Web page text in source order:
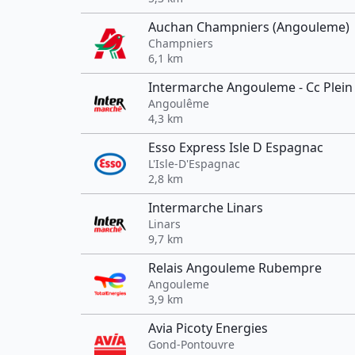
Auchan Champniers (Angouleme)
Champniers
6,1 km
Intermarche Angouleme - Cc Plein
Angoulême
4,3 km
Esso Express Isle D Espagnac
L'Isle-D'Espagnac
2,8 km
Intermarche Linars
Linars
9,7 km
Relais Angouleme Rubempre
Angouleme
3,9 km
Avia Picoty Energies
Gond-Pontouvre